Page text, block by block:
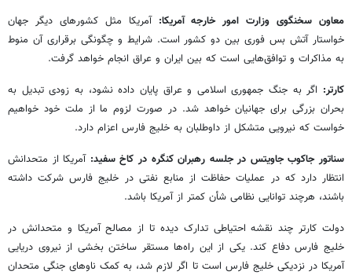
معاون سخنگوی وزارت امور خارجه آمریکا: آمریکا مثل کشورهای دیگر جهان
خواستار آتش بس فوری بین دو کشور است. شرایط و چگونگی برقراری آن منوط
به مذاکرات و توافق‌هایی است که بین ایران و عراق انجام خواهد گرفت.
کارتر: اگر به جنگ جمهوری اسلامی و عراق پایان داده نشود، به زودی تبدیل به
بحران بزرگی برای جهانیان خواهد شد. در صورت لزوم ما از ملت خود خواهیم
خواست که نیرویی متشکل از داوطلبان به خلیج فارس اعزام دارد.
سناتور جاکوب جاویتس در جلسه رهبران کنگره در کاخ سفید: آمریکا از متحدانش
انتظار دارد که در عملیات حفاظت از منابع نفتی در خلیج فارس شرکت داشته
باشند، هرچند توانایی نظامی شأن کمتر از آمریکا باشد.
دولت کارتر چند نقشه احتیاطی تدارک دیده تا از مصالح آمریکا و متحدانش در
خلیج فارس دفاع کند. یکی از این راه‌ها مستقر ساختن بخشی از نیروی دریایی
آمریکا در نزدیکی خلیج فارس است تا اگر لازم شد، به کمک ناوهای جنگی متحدان